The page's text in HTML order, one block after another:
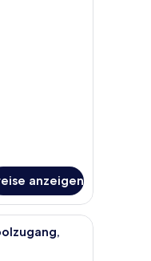
anzeigen
Suite, 1 Queen-Bett,